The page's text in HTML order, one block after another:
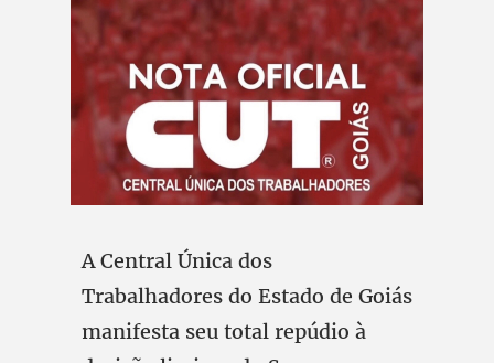
A Central Única dos
Trabalhadores do Estado de Goiás
manifesta seu total repúdio à